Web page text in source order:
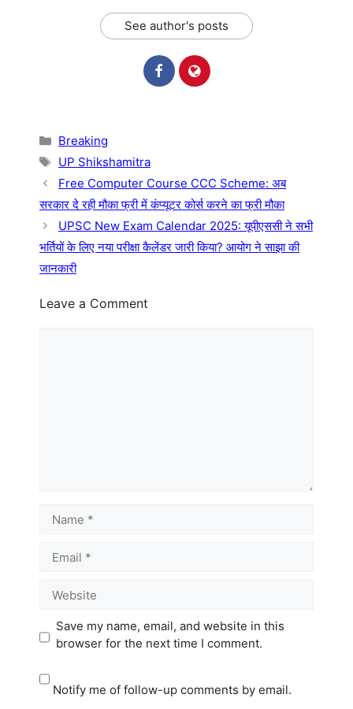
See author's posts
Categories
Breaking
Tags
UP Shikshamitra
Free Computer Course CCC Scheme: अब
सरकार दे रही मौका फ्री में कंप्यूटर कोर्स करने का फ्री मौका
UPSC New Exam Calendar 2025: यूपीएससी ने सभी
भर्तियों के लिए नया परीक्षा कैलेंडर जारी किया? आयोग ने साझा की
जानकारी
Leave a Comment
Name
Email
Website
Save my name, email, and website in this
browser for the next time I comment.
Notify me of follow-up comments by email.